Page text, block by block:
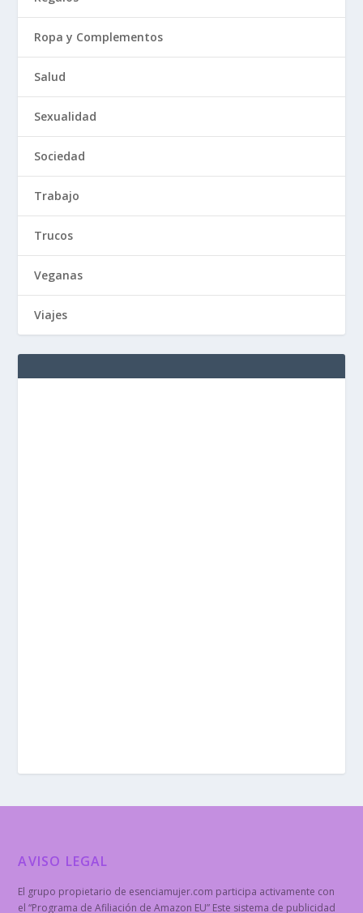
Ropa y Complementos
Salud
Sexualidad
Sociedad
Trabajo
Trucos
Veganas
Viajes
AVISO LEGAL
El grupo propietario de esenciamujer.com participa activamente con
el “Programa de Afiliación de Amazon EU” Este sistema de publicidad